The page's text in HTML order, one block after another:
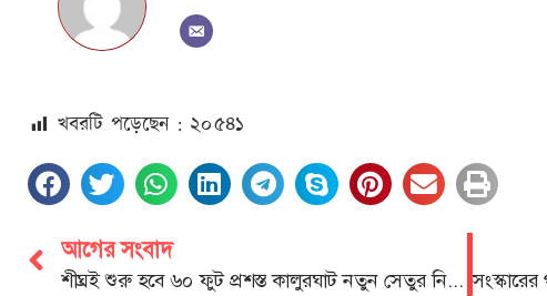
খবরটি পড়েছেন : ২০৫৪১
আগের সংবাদ
শীঘ্রই শুরু হবে ৬০ ফুট প্রশস্ত কালুরঘাট নতুন সেতুর নির্মাণ কাজ